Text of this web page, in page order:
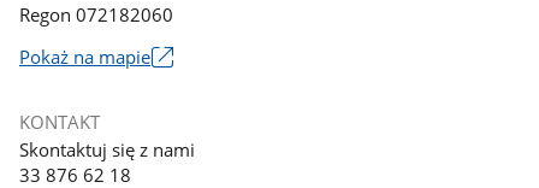
Regon 072182060
Pokaż na mapieLink
nowym
KONTAKT
Skontaktuj się z nami
33 876 62 18